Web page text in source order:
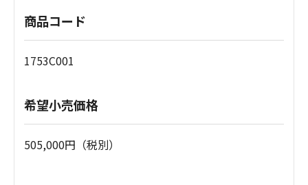
商品コード
1753C001
希望小売価格
505,000円（税別）